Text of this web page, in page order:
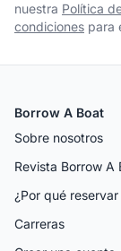
nuestra Política
condiciones para
Borrow A Boat
Sobre nosotros
Revista Borrow A
¿Por qué
Carreras